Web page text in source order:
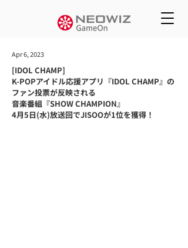
Apr 6, 2023
[IDOL CHAMP]
K-POPアイドル応援アプリ『IDOL CHAMP』の
ファン投票が反映される
音楽番組『SHOW CHAMPION』
4月5日(水)放送回でJISOOが1位を獲得！